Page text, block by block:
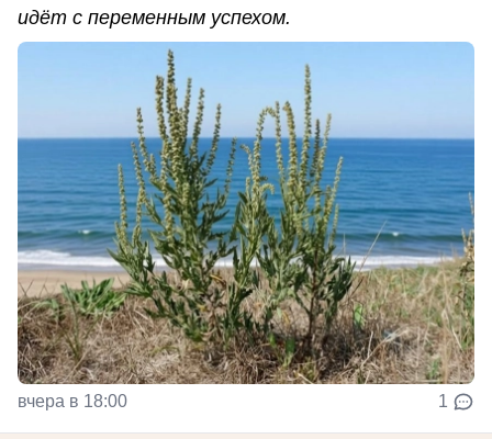
идёт с переменным успехом.
вчера в 18:00 1